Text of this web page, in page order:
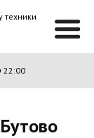
техники
22:00